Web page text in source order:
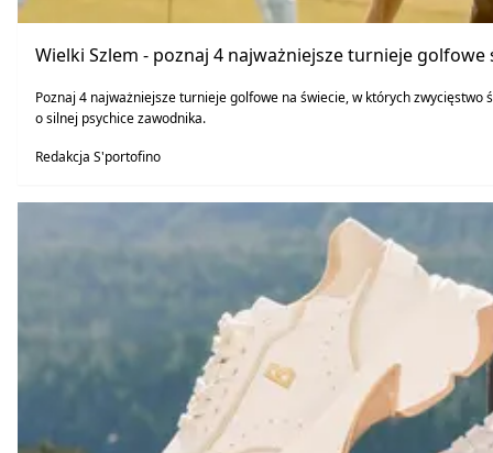
Wielki Szlem - poznaj 4 najważniejsze turnieje golfowe
Poznaj 4 najważniejsze turnieje golfowe na świecie, w których
o silnej psychice zawodnika.
Redakcja S'portofino